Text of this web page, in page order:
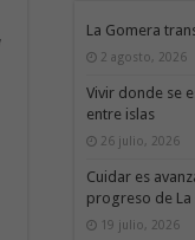
La Gomera
2 agosto, 2026
Vivir donde se
entre islas
26 julio, 2026
Cuidar es
progreso de La
19 julio, 2026